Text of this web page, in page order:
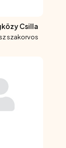
Csilla
szakorvos